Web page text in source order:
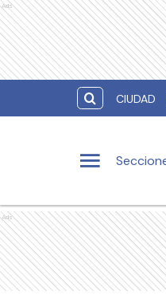
Ads
CIUDAD
Ads